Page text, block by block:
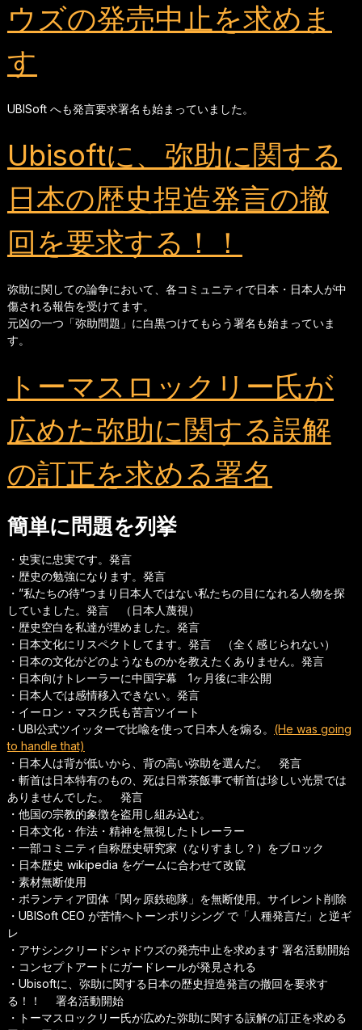
ウズの発売中止を求めま
す
UBISoft へも発言要求署名も始まっていました。
Ubisoftに、弥助に関する
日本の歴史捏造発言の撤
回を要求する！！
弥助に関しての論争において、各コミュニティで日本・日本人が中
傷される報告を受けてます。
元凶の一つ「弥助問題」に白黒つけてもらう署名も始まっていま
す。
トーマスロックリー氏が
広めた弥助に関する誤解
の訂正を求める署名
簡単に問題を列挙
・史実に忠実です。発言
・歴史の勉強になります。発言
・”私たちの待”つまり日本人ではない私たちの目になれる人物を探
していました。発言 （日本人蔑視）
・歴史空白を私達が埋めました。発言
・日本文化にリスペクトしてます。発言 （全く感じられない）
・日本の文化がどのようなものかを教えたくありません。発言
・日本向けトレーラーに中国字幕 1ヶ月後に非公開
・日本人では感情移入できない。発言
・イーロン・マスク氏も苦言ツイート
・UBI公式ツイッターで比喩を使って日本人を煽る。 (He was going
to handle that)
・日本人は背が低いから、背の高い弥助を選んだ。 発言
・斬首は日本特有のもの、死は日常茶飯事で斬首は珍しい光景では
ありませんでした。 発言
・他国の宗教的象徴を盗用し組み込む。
・日本文化・作法・精神を無視したトレーラー
・一部コミニティ自称歴史研究家（なりすまし？）をブロック
・日本歴史 wikipedia をゲームに合わせて改竄
・素材無断使用
・ボランティア団体「関ヶ原鉄砲隊」を無断使用。サイレント削除
・UBISoft CEO が苦情へトーンポリシング で「人種発言だ」と逆ギ
レ
・アサシンクリードシャドウズの発売中止を求めます 署名活動開始
・コンセプトアートにガードレールが発見される
・Ubisoftに、弥助に関する日本の歴史捏造発言の撤回を要求す
る！！ 署名活動開始
・トーマスロックリー氏が広めた弥助に関する誤解の訂正を求める